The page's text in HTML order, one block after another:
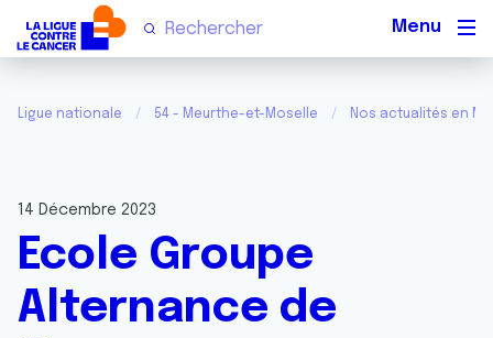
Ligue nationale 54 - Meurthe-et-Moselle Nos actualités en
14 Décembre 2023
Ecole Groupe
Alternance de